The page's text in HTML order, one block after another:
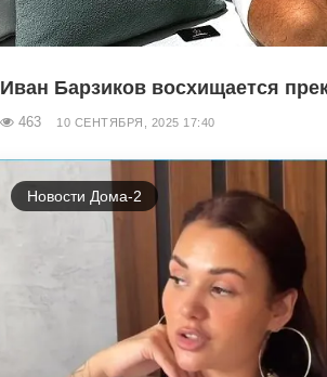
Иван Барзиков восхищается
463 10 СЕНТЯБРЯ, 2025 17:40
Новости Дома-2